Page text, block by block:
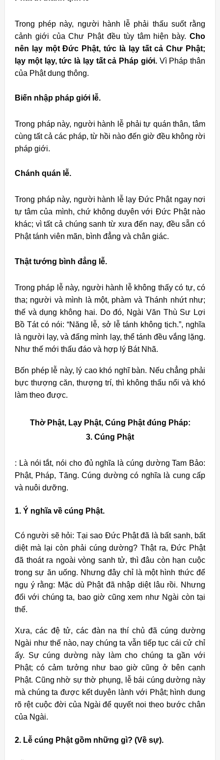
Trong phép này, người hành lễ phải thấu suốt rằng
cảnh giới của Chư Phật đều tùy tâm hiện bày. Cho
nên lạy một Ðức Phật, tức là lạy tất cả Chư Phật;
lạy một lạy, tức là lạy tất cả Pháp giới.Vì Pháp thân
của Phật dung thông.
Biến nhập pháp giới lễ.
Trong pháp này, người hành lễ phải tự quán thân, tâm
cùng tất cả các pháp, từ hồi nào đến giờ đều không rời
pháp giới.
Chánh quán lễ.
Trong pháp này, người hành lễ lạy Ðức Phật ngay nơi
tự tâm của mình, chứ không duyên với Ðức Phật nào
khác; vì tất cả chúng sanh từ xưa đến nay, đều sẵn có
Phật tánh viên mãn, bình đẳng và chân giác.
Thật tướng bình đẳng lễ.
Trong pháp lễ này, người hành lễ không thấy có tự, có
tha; người và mình là một, phàm và Thánh nhứt như;
thế và dụng không hai. Do đó, Ngài Văn Thù Sư Lợi
Bồ Tát có nói: “Năng lễ, sở lễ tánh không tịch.”, nghĩa
là người lạy, và đấng mình lạy, thể tánh đều vắng lặng.
Như thế mới thấu đáo và hợp lý Bát Nhã.
Bốn phép lễ này, lý cao khó nghĩ bàn. Nếu chẳng phải
bực thượng căn, thượng trí, thì không thấu nổi và khó
làm theo được.
Thờ Phật, Lạy Phật, Cúng Phật đúng Pháp:
3. Cúng Phật
: Là nói tắt, nói cho đủ nghĩa là cúng dường Tam Bảo:
Phật, Pháp, Tăng. Cúng dường có nghĩa là cung cấp
và nuôi dưỡng.
1. Ý nghĩa về cúng Phật.
Có người sẽ hỏi: Tại sao Ðức Phật đã là bất sanh, bất
diệt mà lại còn phải cúng dường? Thật ra, Ðức Phật
đã thoát ra ngoài vòng sanh tử, thì đâu còn hạn cuộc
trong sự ăn uống. Nhưng đây chỉ là một hình thức để
ngụ ý rằng: Mặc dù Phật đã nhập diệt lâu rồi. Nhưng
đối với chúng ta, bao giờ cũng xem như Ngài còn tại
thế.
Xưa, các đệ tử, các đàn na thí chủ đã cúng dường
Ngài như thế nào, nay chúng ta vẫn tiếp tục cái cử chỉ
ấy. Sự cúng dường này làm cho chúng ta gần với
Phật; có cảm tưởng như bao giờ cũng ở bên cạnh
Phật. Cũng nhờ sự thờ phụng, lễ bái cúng dường này
mà chúng ta được kết duyên lành với Phật; hình dung
rõ rệt cuộc đời của Ngài để quyết noi theo bước chân
của Ngài.
2. Lễ cúng Phật gồm những gì? (Về sự).